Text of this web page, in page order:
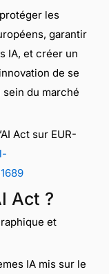
les
garantir
IA, et créer un
de se
du marché
Act sur EUR-
Act ?
et
IA mis sur le